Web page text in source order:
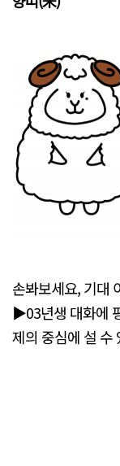
손봐보세요, 기대
▶03년생 대화에
제의 중심에 설 수